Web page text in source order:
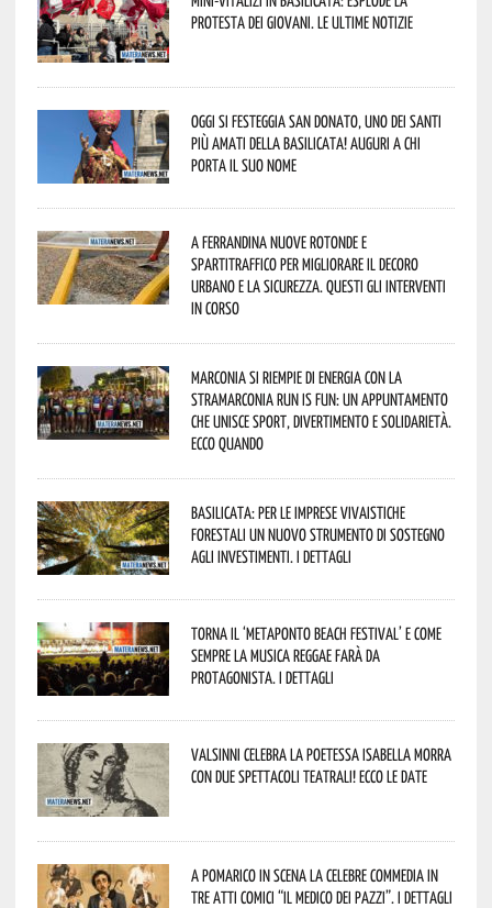
protesta dei giovani. Le ultime notizie
Oggi si festeggia San Donato, uno dei Santi
più amati della Basilicata! Auguri a chi
porta il suo nome
A Ferrandina nuove rotonde e
spartitraffico per migliorare il decoro
urbano e la sicurezza. Questi gli interventi
in corso
Marconia si riempie di energia con la
StraMarconia Run is Fun: un appuntamento
che unisce sport, divertimento e solidarietà.
Ecco quando
Basilicata: per le imprese vivaistiche
forestali un nuovo strumento di sostegno
agli investimenti. I dettagli
Torna il ‘Metaponto beach festival’ e come
sempre la musica reggae farà da
protagonista. I dettagli
Valsinni celebra la poetessa Isabella Morra
con due spettacoli teatrali! Ecco le date
A Pomarico in scena la celebre commedia in
tre atti comici “Il medico dei pazzi”. I dettagli